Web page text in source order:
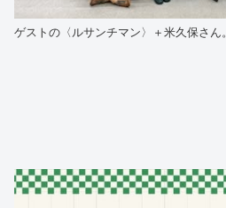
ゲストの〈ルサンチマン〉＋米久保さん。